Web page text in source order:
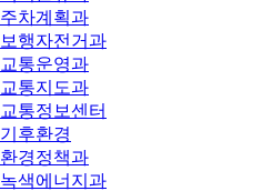
주차계획과
보행자전거과
교통운영과
교통지도과
교통정보센터
기후환경
환경정책과
녹색에너지과